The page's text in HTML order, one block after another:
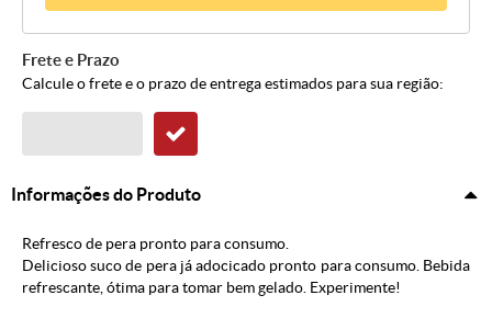
Frete e Prazo
Calcule o frete e o prazo de entrega estimados para sua região:
Informações do Produto
Refresco de pera pronto para consumo.
Delicioso suco de pera já adocicado pronto para consumo. Bebida
refrescante, ótima para tomar bem gelado. Experimente!